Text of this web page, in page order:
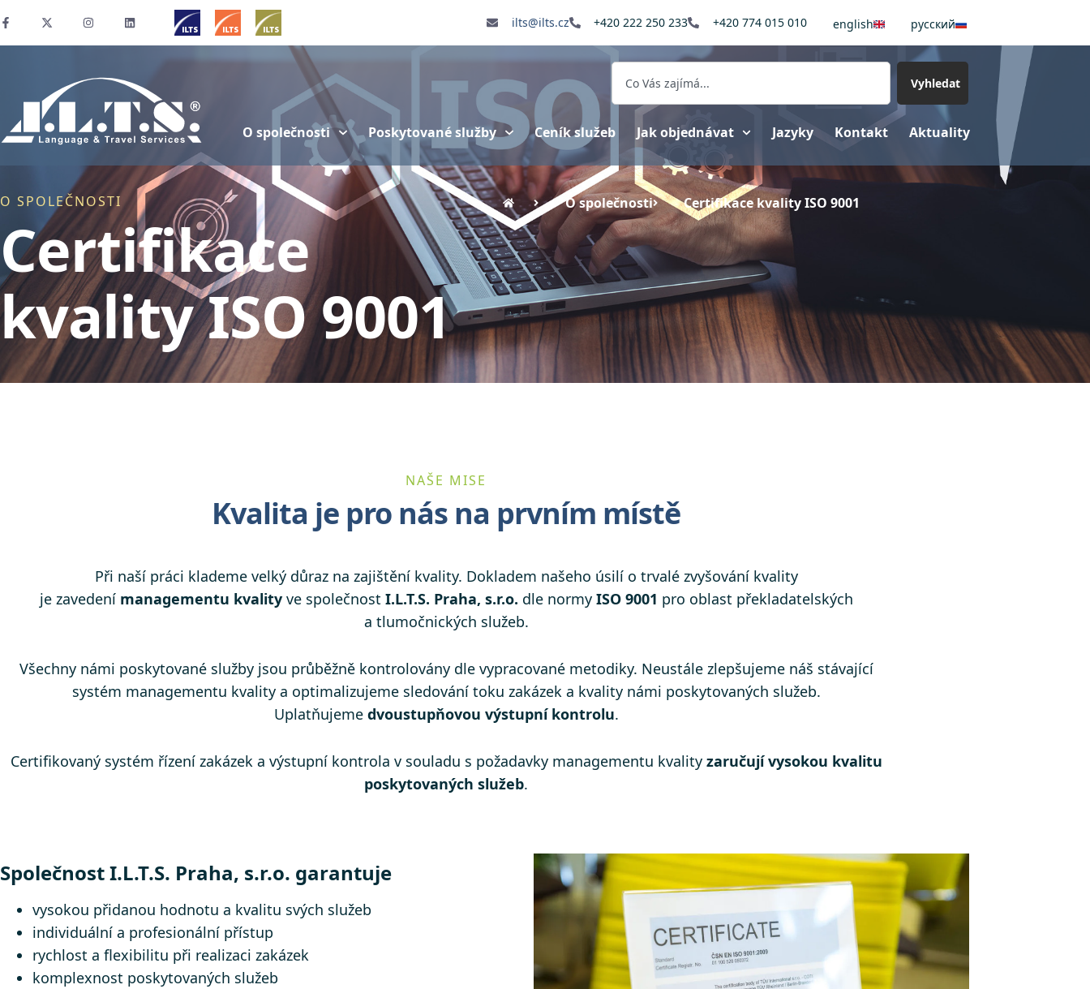
ilts@ilts.cz +420 222 250 233 +420 774 015 010 english pусский
Vyhledat
O společnosti Poskytované služby Ceník služeb Jak objednávat Jazyky Kontakt Aktuality
O SPOLEČNOSTI
Certifikace
kvality ISO 9001
O společnosti Certifikace kvality ISO 9001
NAŠE MISE
Kvalita je pro nás na prvním místě
Při naší práci klademe velký důraz na zajištění kvality. Dokladem našeho úsilí o trvalé zvyšování kvality
je zavedení managementu kvalityve společnost I.L.T.S. Praha, s.r.o. dle normy ISO 9001 pro oblast překladatelských
a tlumočnických služeb.
Všechny námi poskytované služby jsou průběžně kontrolovány dle vypracované metodiky. Neustále zlepšujeme náš stávající
systém managementu kvality a optimalizujeme sledování toku zakázek a kvality námi poskytovaných služeb.
Uplatňujeme dvoustupňovou výstupní kontrolu.
Certifikovaný systém řízení zakázek a výstupní kontrola v souladu s požadavky managementu kvality zaručují vysokou kvalitu
poskytovaných služeb.
Společnost I.L.T.S. Praha, s.r.o. garantuje
vysokou přidanou hodnotu a kvalitu svých služeb
individuální a profesionální přístup
rychlost a flexibilitu při realizaci zakázek
komplexnost poskytovaných služeb